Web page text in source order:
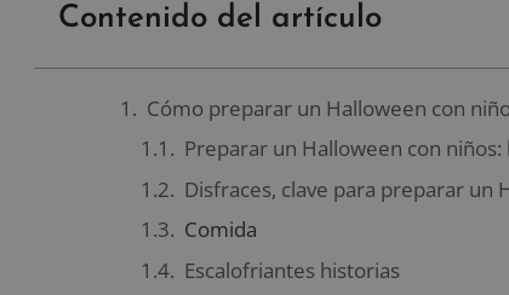
Contenido del artículo
Cómo preparar un Halloween con
Preparar un Halloween con niños:
Disfraces, clave para preparar un
Comida
Escalofriantes historias